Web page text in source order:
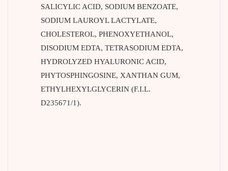
SALICYLIC ACID, SODIUM BENZOATE,
SODIUM LAUROYL LACTYLATE,
CHOLESTEROL, PHENOXYETHANOL,
DISODIUM EDTA, TETRASODIUM EDTA,
HYDROLYZED HYALURONIC ACID,
PHYTOSPHINGOSINE, XANTHAN GUM,
ETHYLHEXYLGLYCERIN (F.I.L.
D235671/1).